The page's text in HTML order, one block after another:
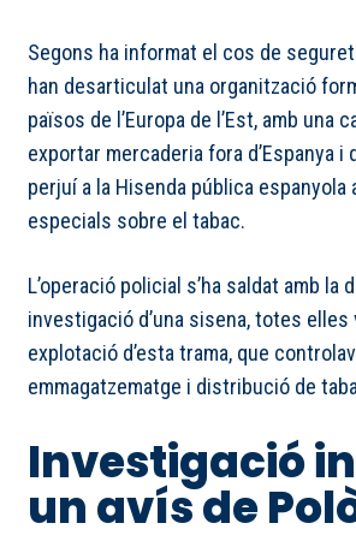
Segons ha informat el cos de
han desarticulat una organització
països de l’Europa de l’Est, amb una
exportar mercaderia fora d’Espanya
perjuí a la Hisenda pública espanyola
especials sobre el tabac.
L’operació policial s’ha saldat amb
investigació d’una sisena, totes
explotació d’esta trama, que
emmagatzematge i distribució de
Investigació
un avís de